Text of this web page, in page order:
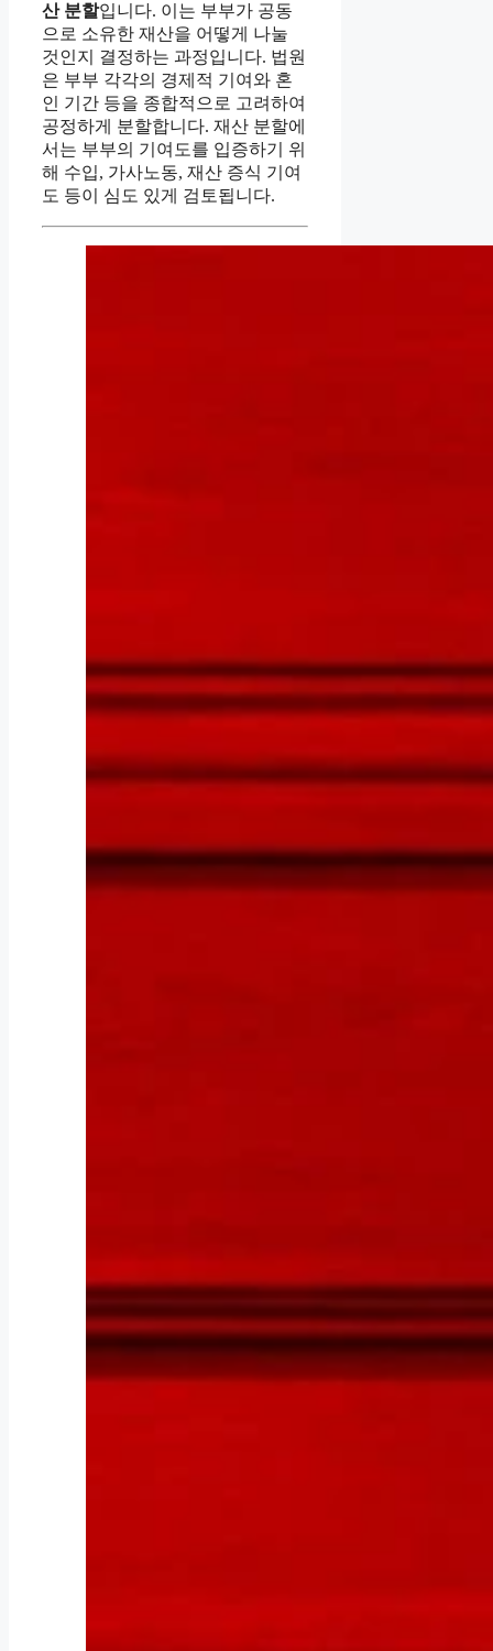
산 분할입니다. 이는 부부가 공동
으로 소유한 재산을 어떻게 나눌
것인지 결정하는 과정입니다. 법원
은 부부 각각의 경제적 기여와 혼
인 기간 등을 종합적으로 고려하여
공정하게 분할합니다. 재산 분할에
서는 부부의 기여도를 입증하기 위
해 수입, 가사노동, 재산 증식 기여
도 등이 심도 있게 검토됩니다.